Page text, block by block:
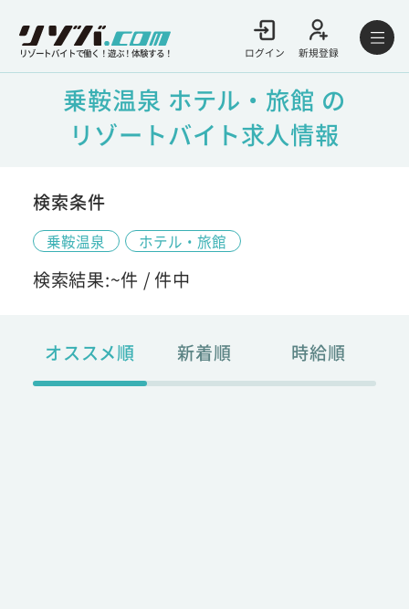
リゾートバイトで働く！遊ぶ！体験する！ ログイン 新規登録
乗鞍温泉 ホテル・旅館 の
リゾートバイト求人情報
検索条件
乗鞍温泉 ホテル・旅館
検索結果:~件 /件中
オススメ順 新着順 時給順